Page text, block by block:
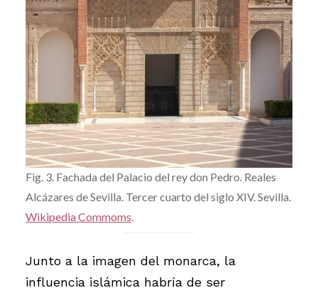
Fig. 3. Fachada del Palacio del rey don Pedro. Reales
Alcázares de Sevilla. Tercer cuarto del siglo XIV. Sevilla.
Wikipedia Commoms.
Junto a la imagen del monarca, la
influencia islámica habría de ser